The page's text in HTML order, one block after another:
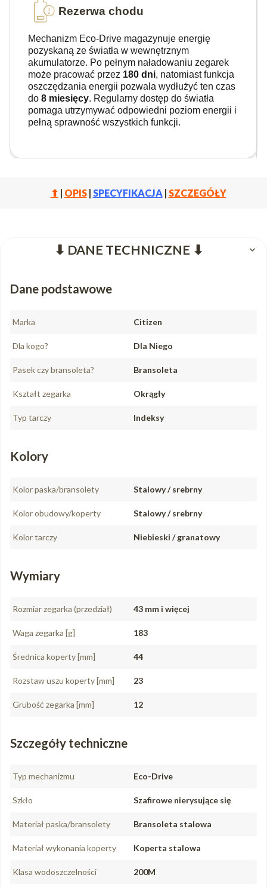
Rezerwa chodu
Mechanizm Eco-Drive magazynuje energię
pozyskaną ze światła w wewnętrznym
akumulatorze. Po pełnym naładowaniu zegarek
może pracować przez 180 dni, natomiast funkcja
oszczędzania energii pozwala wydłużyć ten czas
do 8 miesięcy. Regularny dostęp do światła
pomaga utrzymywać odpowiedni poziom energii i
pełną sprawność wszystkich funkcji.
⬆ | OPIS| SPECYFIKACJA | SZCZEGÓŁY
⬇ DANE TECHNICZNE ⬇
Dane podstawowe
Marka Citizen
Dla kogo? Dla Niego
Pasek czy bransoleta? Bransoleta
Kształt zegarka Okrągły
Typ tarczy Indeksy
Kolory
Kolor paska/bransolety Stalowy / srebrny
Kolor obudowy/koperty Stalowy / srebrny
Kolor tarczy Niebieski / granatowy
Wymiary
Rozmiar zegarka (przedział) 43 mm i więcej
Waga zegarka [g] 183
Średnica koperty [mm] 44
Rozstaw uszu koperty [mm] 23
Grubość zegarka [mm] 12
Szczegóły techniczne
Typ mechanizmu Eco-Drive
Szkło Szafirowe nierysujące się
Materiał paska/bransolety Bransoleta stalowa
Materiał wykonania koperty Koperta stalowa
Klasa wodoszczelności 200M